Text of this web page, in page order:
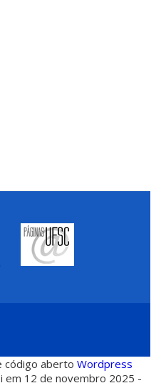
código abertoWordpress
em 12 de novembro 2025 -